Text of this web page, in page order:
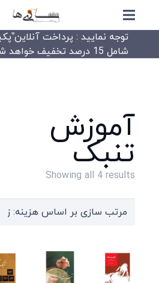
توجه نمایید : پرداخت
شامل 15 درصد تخفیف خواهد شد.
آموزش
تنبک
Showing all 4 results
Sorted
price: